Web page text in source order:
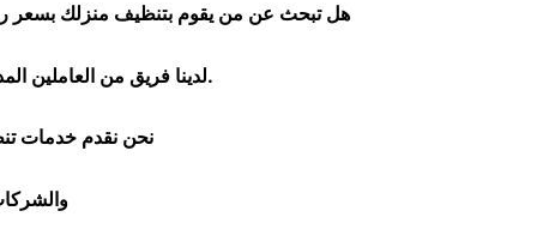
هل تبحث عن من يقوم بتنظيف منزلك بسعر
لدينا فريق من العاملين المدربين تدريبا جيدا قادرون على تنظيف الفلل والشقق و المبانى مع الالتزام بمعايير السلامة والنظافة.
نحن نقدم خدمات